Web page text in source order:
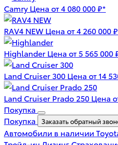
Camry Цена от 4 080 000 ₽*
RAV4 NEW Цена от 4 260 000
Highlander Цена от 5 565 000
Land Cruiser 300 Цена от 14
Land Cruiser Prado 250 Цена
Покупка
Покупка
Заказать обратный
Автомобили в наличии